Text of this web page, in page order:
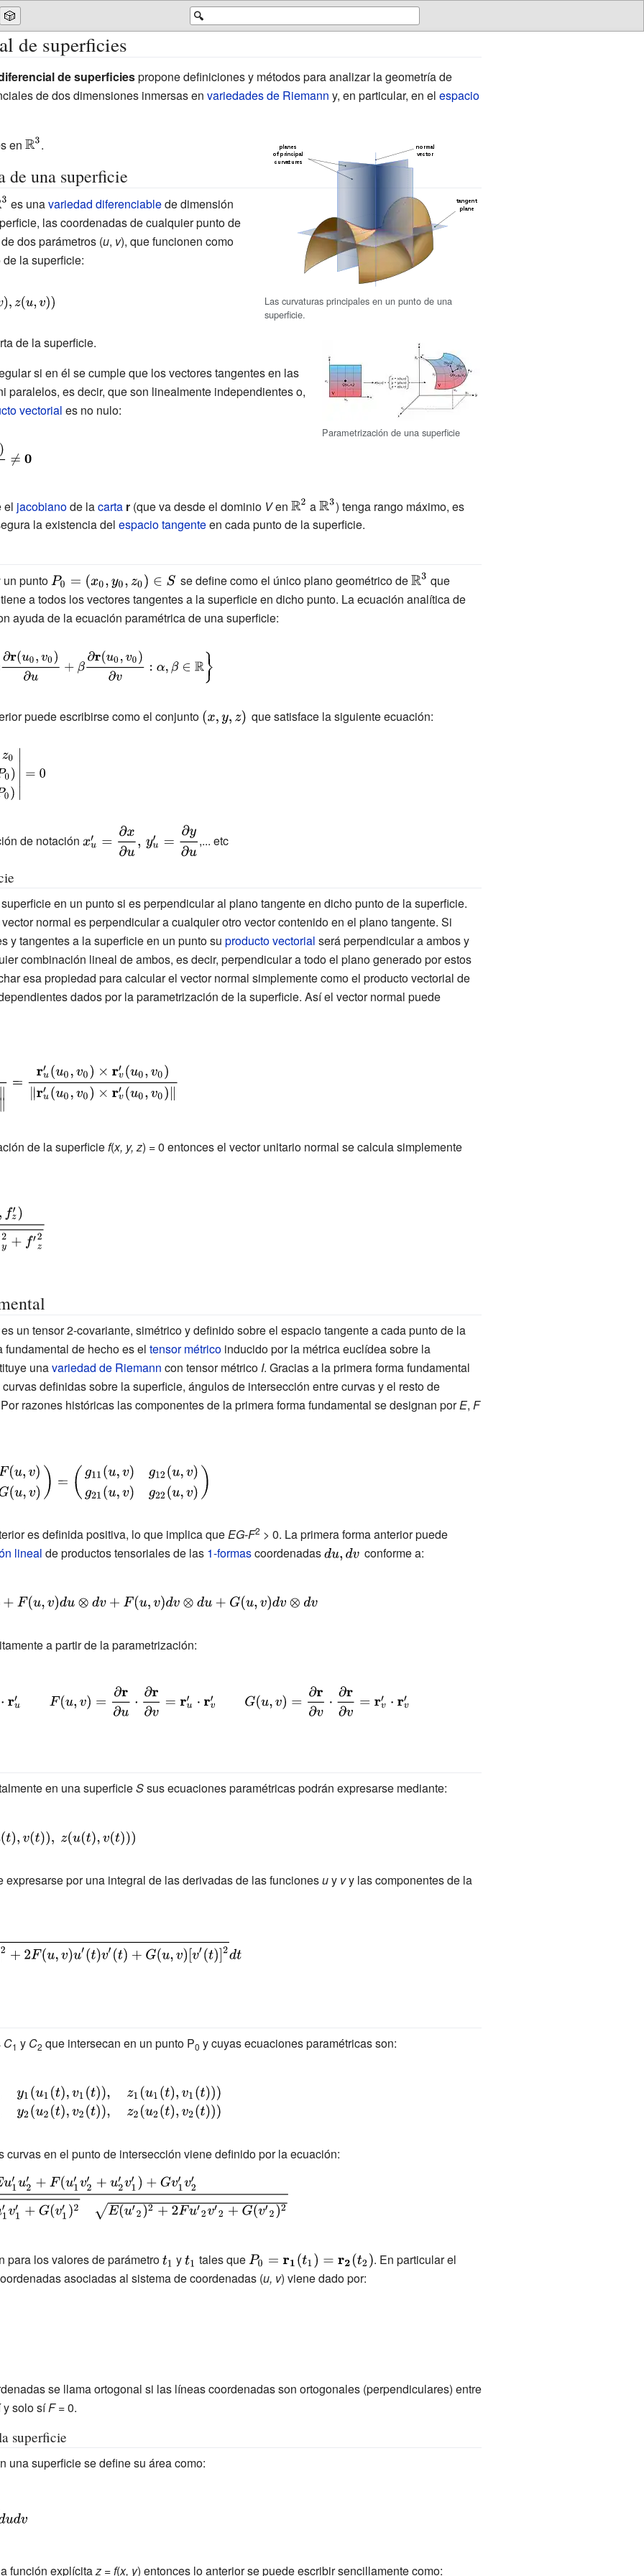
🔍
🎲
de superficies
de superficiespropone definiciones y métodos para analizar la geometría de
de dos dimensiones inmersas en variedades de Riemann y, en particular, en el espacio
Las curvaturas principales en un punto de una
superficie.
en {\displaystyle
^{3}}
.
de una superficie
{R}
es unavariedad diferenciablede dimensión
las coordenadas de cualquier punto de
dos parámetros (u, v), que funcionen como
la superficie:
Parametrización de una superficie
de la superficie.
si en él se cumple que los vectores tangentes en las
paralelos, es decir, que son linealmente independientes o,
vectorial es no nulo:
el jacobianode lacarta r(que va desde el dominio Ven {\displaystyle
\mathbb {R}
a{\displaystyle
\mathbb {R}
) tenga rango máximo, es
la existencia del espacio tangenteen cada punto de la superficie.
{R}
un punto{\displaystyle
P_{0}=
(x_{0},y_{0},z_{0})\in
se define como el único plano geométrico de{\displaystyle
\mathbb {R}
que
a todos los vectores tangentes a la superficie en dicho punto. La ecuación analítica de
ayuda de la ecuación paramétrica de una superficie:
puede escribirse como el conjunto {\displaystyleque satisface la siguiente ecuación:
de notación
{\displaystyle
x'_{u}={\frac
u}},\,y'_{u}=
{\frac {\partial
y}{\partial
u}}}
,... etc
en un punto si es perpendicular al plano tangente en dicho punto de la superficie.
normal es perpendicular a cualquier otro vector contenido en el plano tangente. Si
y tangentes a la superficie en un punto su producto vectorial será perpendicular a ambos y
combinación lineal de ambos, es decir, perpendicular a todo el plano generado por estos
esa propiedad para calcular el vector normal simplemente como el producto vectorial de
dados por la parametrización de la superficie. Así el vector normal puede
de la superficief(x, y, z) = 0 entonces el vector unitario normal se calcula simplemente
un tensor 2-covariante, simétrico y definido sobre el espacio tangente a cada punto de la
fundamental de hecho es el tensor métricoinducido por la métrica euclídea sobre la
unavariedad de Riemann con tensor métrico I. Gracias a la primera forma fundamental
definidas sobre la superficie, ángulos de intersección entre curvas y el resto de
razones históricas las componentes de la primera forma fundamental se designan porE, F
es definida positiva, lo que implica queEG-F2 > 0. La primera forma anterior puede
lineal de productos tensoriales de las 1-formascoordenadas{\displaystyleconforme a:
a partir de la parametrización:
en una superficieSsus ecuaciones paramétricas podrán expresarse mediante:
expresarse por una integral de las derivadas de las funcionesuy vy las componentes de la
C1 y C2 que intersecan en un punto P0 y cuyas ecuaciones paramétricas son:
en el punto de intersección viene definido por la ecuación:
para los valores de parámetro{\displaystyle
t_{1}}
y{\displaystyle
t_{1}}
tales que{\displaystyle
P_{0}=\mathbf
. En particular el
asociadas al sistema de coordenadas (u, v) viene dado por:
se llama ortogonal si las líneas coordenadas son ortogonales (perpendiculares) entre
y solo síF= 0.
superficie
una superficie se define su área como:
función explícitaz=f(x, y) entonces lo anterior se puede escribir sencillamente como: